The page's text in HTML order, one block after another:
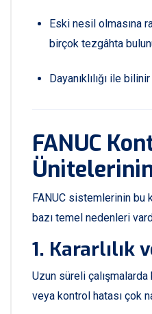
Eski nesil olmasına
birçok tezgâhta
Dayanıklılığı ile bilinir
FANUC
FANUC sistemlerinin bu
bazı temel nedenleri
1. Kararlılık
Uzun süreli
veya kontrol hatası çok